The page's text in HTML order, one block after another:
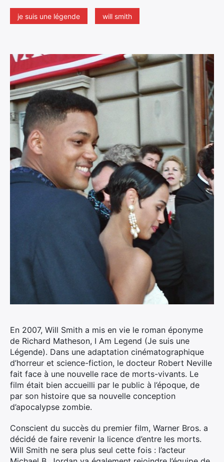
je suis une légende will smith
En 2007, Will Smith a mis en vie le roman éponyme
de Richard Matheson, I Am Legend (Je suis une
Légende). Dans une adaptation cinématographique
d’horreur et science-fiction, le docteur Robert Neville
fait face à une nouvelle race de morts-vivants. Le
film était bien accueilli par le public à l’époque, de
par son histoire que sa nouvelle conception
d’apocalypse zombie.
Conscient du succès du premier film, Warner Bros. a
décidé de faire revenir la licence d’entre les morts.
Will Smith ne sera plus seul cette fois : l’acteur